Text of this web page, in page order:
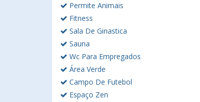
Permite Animais
Fitness
Sala De Ginastica
Sauna
Wc Para Empregados
Área Verde
Campo De Futebol
Espaço Zen